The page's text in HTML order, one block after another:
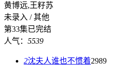
黄博远,王籽苏
未录入 / 其他
第33集已完结
人气： 5539
2沈夫人谁也不惯着2989